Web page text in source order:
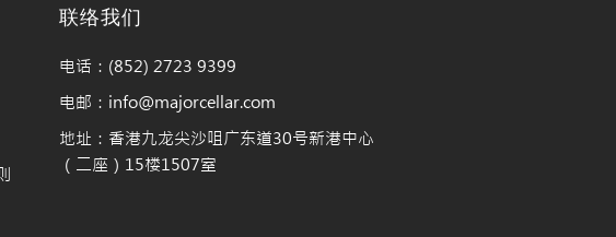
联络我们
电话：(852) 2723 9399
电邮：info@majorcellar.com
地址：香港九龙尖沙咀广东道30号新港中心
（二座）15楼1507室